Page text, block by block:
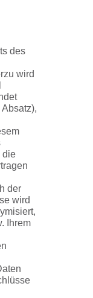
des
wird
die
der
wird
Ihrem